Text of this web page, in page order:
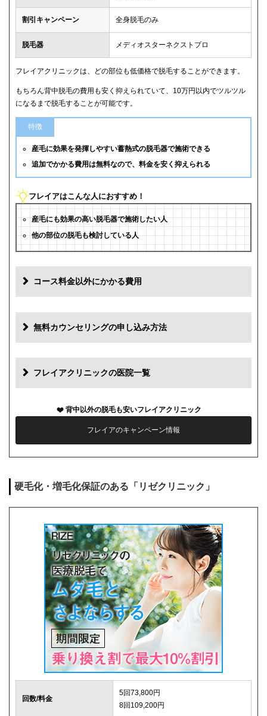
割引キャンペーン 全身脱毛のみ
脱毛器 メディオスターネクストプロ
フレイアクリニックは、どの部位も低価格で脱毛することができます。
もちろん背中脱毛の費用も安く抑えられていて、10万円以内でツルツル
になるまで脱毛することが可能です。
特徴
産毛に効果を発揮しやすい蓄熱式の脱毛器で施術できる
追加でかかる費用は無料なので、料金を安く抑えられる
フレイアはこんな人におすすめ！
産毛にも効果の高い脱毛器で施術したい人
他の部位の脱毛も検討している人
コース料金以外にかかる費用
初診料 0円
再診料
薬代 0円
シェービング代 0円
キャンセル料 1回まで0円
無料カウンセリングの申し込み方法
フレイアクリニックの医院一覧
背中以外の脱毛も安いフレイアクリニック
フレイアのキャンペーン情報
硬毛化・増毛化保証のある「リゼクリニック」
回数/料金
5回73,800円
8回109,200円